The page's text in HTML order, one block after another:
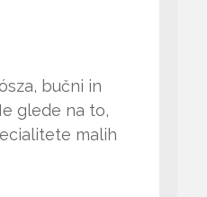
bučni in
glede na to,
malih